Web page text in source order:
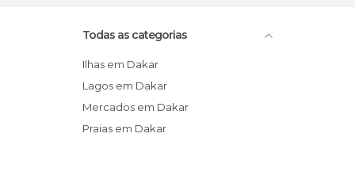
Todas as categorias
Ilhas em Dakar
Lagos em Dakar
Mercados em Dakar
Praias em Dakar